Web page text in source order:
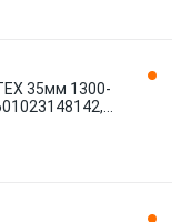
35мм 1300-